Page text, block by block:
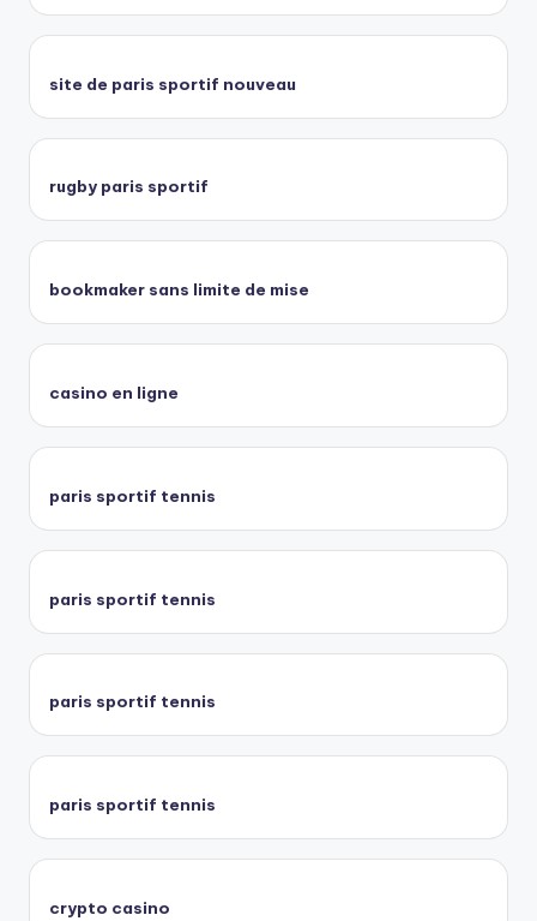
site de paris sportif nouveau
rugby paris sportif
bookmaker sans limite de mise
casino en ligne
paris sportif tennis
paris sportif tennis
paris sportif tennis
paris sportif tennis
crypto casino